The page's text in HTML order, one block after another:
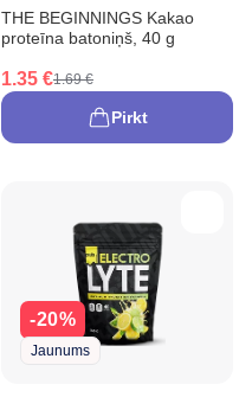
THE BEGINNINGS Kakao
proteīna batoniņš, 40 g
1.35 €1.69 €
Pirkt
-20%
Jaunums